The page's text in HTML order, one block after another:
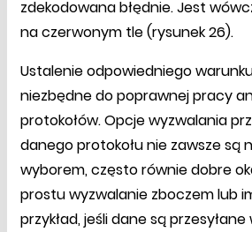
zdekodowana błędnie. Jest
na czerwonym tle (rysunek 26).
Ustalenie odpowiedniego
niezbędne do poprawnej pracy
protokołów. Opcje wyzwalania
danego protokołu nie zawsze są
wyborem, często równie dobre
prostu wyzwalanie zboczem lub
przykład, jeśli dane są